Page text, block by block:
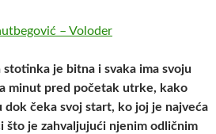
– Voloder
je bitna i svaka ima svoju
minut pred početak utrke, kako
dok čeka svoj start, ko joj je najveća
što je zahvaljujući njenim odličnim